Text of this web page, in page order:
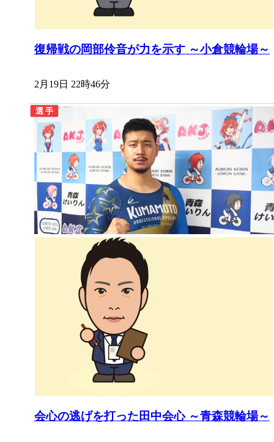
復帰戦の岡部伶音が力を示す ～小倉競輪場～
2月19日 22時46分
会心の逃げを打った田中会心 ～青森競輪場～